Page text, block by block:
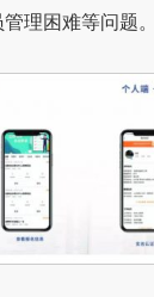
理困难等问题。